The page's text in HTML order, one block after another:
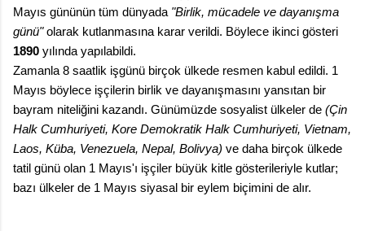
Mayıs gününün tüm dünyada "Birlik, mücadele ve dayanışma
günü"olarak kutlanmasına karar verildi. Böylece ikinci gösteri
1890 yılında yapılabildi.
Zamanla 8 saatlik işgünü birçok ülkede resmen kabul edildi. 1
Mayıs böylece işçilerin birlik ve dayanışmasını yansıtan bir
bayram niteliğini kazandı. Günümüzde sosyalist ülkeler de (Çin
Halk Cumhuriyeti, Kore Demokratik Halk Cumhuriyeti, Vietnam,
Laos, Küba, Venezuela, Nepal, Bolivya) ve daha birçok ülkede
tatil günü olan 1 Mayıs'ı işçiler büyük kitle gösterileriyle kutlar;
bazı ülkeler de 1 Mayıs siyasal bir eylem biçimini de alır.